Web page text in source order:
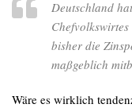
Deutschland
bisher die
maßgeblich
Wäre es wirklich